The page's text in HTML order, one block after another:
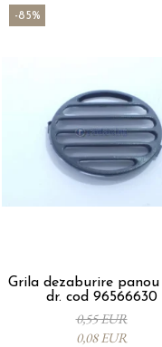
-85%
Grila dezaburire panou
dr. cod 96566630
0,55 EUR
0,08 EUR